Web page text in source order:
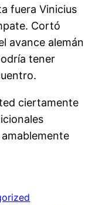
fuera Vinicius
Cortó
avance alemán
tener
ciertamente
amablemente